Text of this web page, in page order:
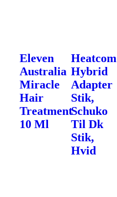
Eleven
Australia
Miracle
Hair
Treatment
10 Ml
Heatcom
Hybrid
Adapter
Stik,
Schuko
Til Dk
Stik,
Hvid